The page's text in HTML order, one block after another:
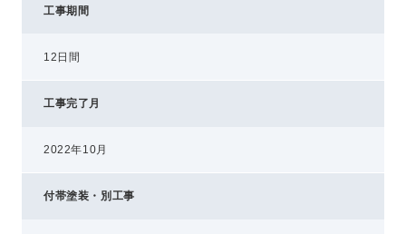
工事期間
12日間
工事完了月
2022年10月
付帯塗装・別工事